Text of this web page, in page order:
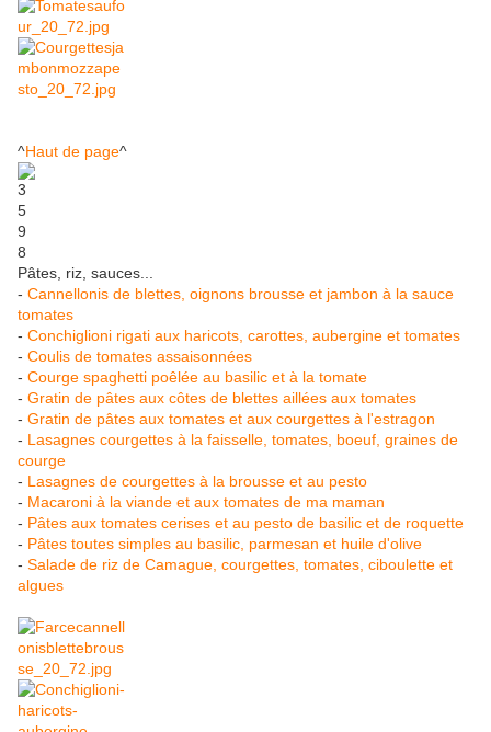
^Haut de page^
Pâtes, riz, sauces...
- Cannellonis de blettes, oignons brousse et jambon à la sauce
tomates
- Conchiglioni rigati aux haricots, carottes, aubergine et tomates
- Coulis de tomates assaisonnées
- Courge spaghetti poêlée au basilic et à la tomate
- Gratin de pâtes aux côtes de blettes aillées aux tomates
- Gratin de pâtes aux tomates et aux courgettes à l'estragon
- Lasagnes courgettes à la faisselle, tomates, boeuf, graines de
courge
- Lasagnes de courgettes à la brousse et au pesto
- Macaroni à la viande et aux tomates de ma maman
- Pâtes aux tomates cerises et au pesto de basilic et de roquette
- Pâtes toutes simples au basilic, parmesan et huile d'olive
- Salade de riz de Camague, courgettes, tomates, ciboulette et
algues